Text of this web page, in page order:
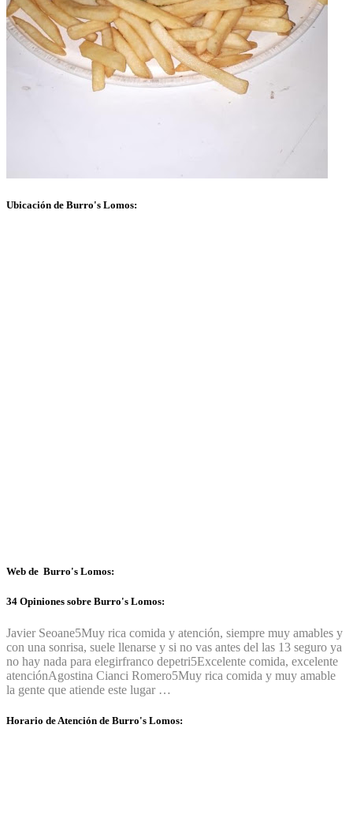
Ubicación de Burro's Lomos:
Web de Burro's Lomos:
34 Opiniones sobre Burro's Lomos:
Javier Seoane5Muy rica comida y atención, siempre muy amables y
con una sonrisa, suele llenarse y si no vas antes del las 13 seguro ya
no hay nada para elegirfranco depetri5Excelente comida, excelente
atenciónAgostina Cianci Romero5Muy rica comida y muy amable
la gente que atiende este lugar …
Horario de Atención de Burro's Lomos: